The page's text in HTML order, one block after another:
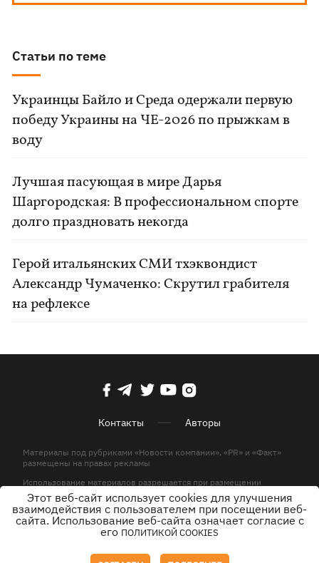
Статьи по теме
Украинцы Байло и Среда одержали первую
победу Украины на ЧЕ-2026 по прыжкам в
воду
Лучшая пасующая в мире Дарья
Шаргородская: В профессиональном спорте
долго праздновать некогда
Герой итальянских СМИ тхэквондист
Александр Чумаченко: Скрутил грабителя
на рефлексе
Контакты Авторы
Материалы под рубриками «Новости компании», «PR» и «Факт»
размещены на правах рекламы
Использование материалов разрешается при размещении
активной гиперссылки на KP.UA в первом абзаце.
© ООО «ЮЛАВ МЕДИА»,2026. Все права защищены.
Этот веб-сайт использует cookies для улучшения
взаимодействия с пользователем при посещении веб-
сайта. Использование веб-сайта означает согласие с
его ПОЛИТИКОЙ COOKIES